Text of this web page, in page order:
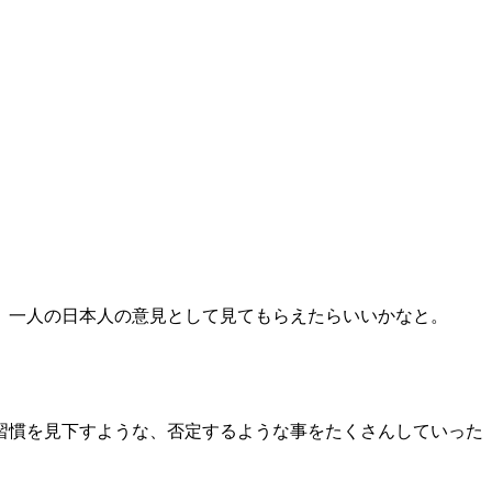
人の日本人の意見として見てもらえたらいいかなと。
を見下すような、否定するような事をたくさんしていった